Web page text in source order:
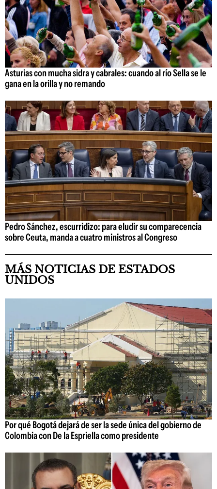
Asturias con mucha sidra y cabrales: cuando al río Sella se le
gana en la orilla y no remando
Pedro Sánchez, escurridizo: para eludir su comparecencia
sobre Ceuta, manda a cuatro ministros al Congreso
MÁS NOTICIAS DE ESTADOS
UNIDOS
Por qué Bogotá dejará de ser la sede única del gobierno de
Colombia con De la Espriella como presidente